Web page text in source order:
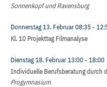
Sonnenkopf und Ravensburg
Donnerstag 13. Februar08:35-
Kl. 10 Projekttag Filmanalyse
Dienstag 18. Februar13:00- 18:00
Individuelle Berufsberatung durch
Progymnasium